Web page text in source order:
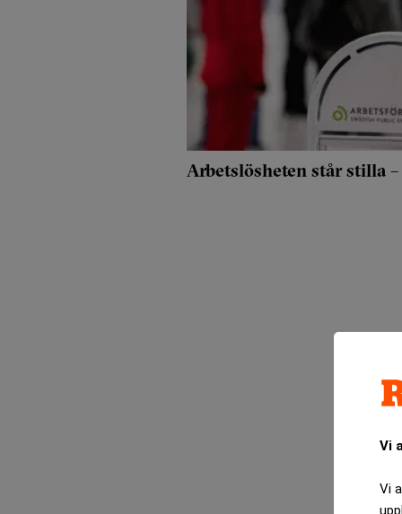
Vi
Vi
Arbetslösheten står stilla